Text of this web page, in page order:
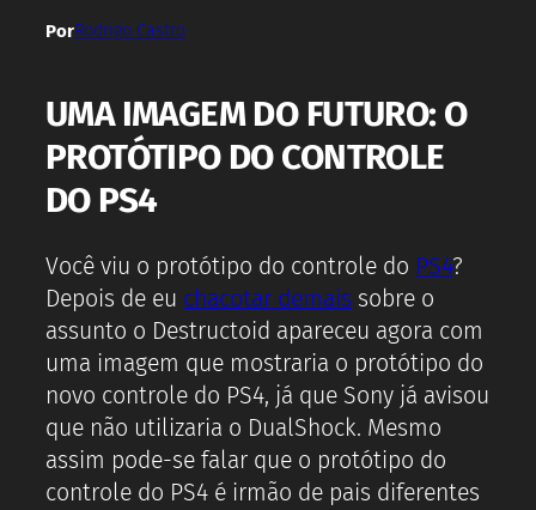
PorRodrigo Castro
UMA IMAGEM DO FUTURO: O
PROTÓTIPO DO CONTROLE
DO PS4
Você viu o protótipo do controle do PS4?
Depois de eu chacotar demais sobre o
assunto o Destructoid apareceu agora com
uma imagem que mostraria o protótipo do
novo controle do PS4, já que Sony já avisou
que não utilizaria o DualShock. Mesmo
assim pode-se falar que o protótipo do
controle do PS4 é irmão de pais diferentes